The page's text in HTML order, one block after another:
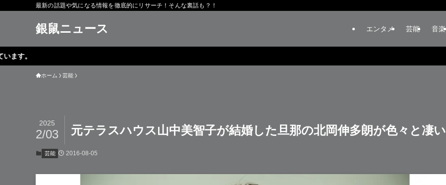
最新の話題や気になる情報を徹底的にリサーチ！そんな裏話も？！
銀鼠ニュース エンタメ 芸能 音楽
ホーム 芸能
元テラスハウス山中美智子が結婚した旦那の北岡伸多朗が色々と凄い
2025
2/03
芸能 2016-08-05